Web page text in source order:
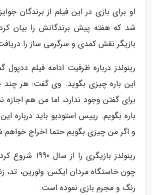
او برای بازی در این فیلم از برندگان
شد که هفته پیش برندگانش را بیان
بازیگر نقش کمدی و سرگرمی ساز را
رینولدز درباره ظرفیت ادامه فیلم
این باره چیزی بگوید. وی گفت: هر چند
برای گفتن وجود ندارد، اما من هم اجازه
باره بگویم. رییس استودیو باید درباره
و اگر من چیزی بگویم حتما اخراج
رینولدز بازیگری
چون خاستگاه مردان ایکس: ولورین، تد،
رنگ و مجرم بازی نموده است.